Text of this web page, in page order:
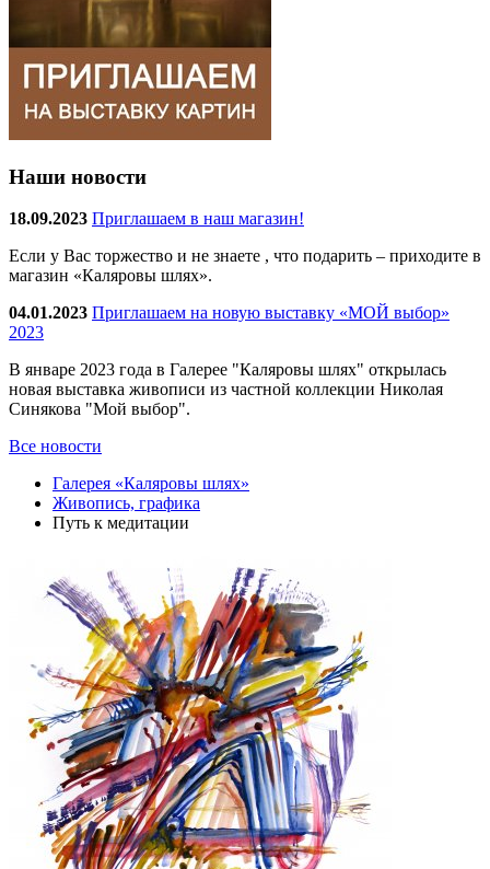
Наши новости
18.09.2023 Приглашаем в наш магазин!
Если у Вас торжество и не знаете , что подарить – приходите в
магазин «Каляровы шлях».
04.01.2023 Приглашаем на новую выставку «МОЙ выбор»
2023
В январе 2023 года в Галерее "Каляровы шлях" открылась
новая выставка живописи из частной коллекции Николая
Синякова "Мой выбор".
Все новости
Галерея «Каляровы шлях»
Живопись, графика
Путь к медитации